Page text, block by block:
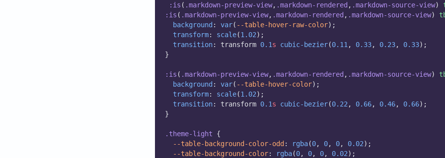
:is ( .markdown-preview-view, .markdown-rendered , .markdown-source-view)
:is ( .markdown-preview-view, .markdown-rendered , .markdown-source-view)
background : var( --table-hover-raw-color);
transform: scale(1.02);
transition: transform 0.1s cubic-bezier(0.11 , 0.33, 0.23, 0.33);
}
:is ( .markdown-preview-view, .markdown-rendered , .markdown-source-view)
background : var( --table-hover-color);
transform: scale(1.02);
transition: transform 0.1s cubic-bezier(0.22 , 0.66, 0.46, 0.66);
}
.theme-light {
--table-background-color-odd : rgba(0, 0, 0, 0.02);
--table-background-color: rgba(0, 0, 0, 0.02);